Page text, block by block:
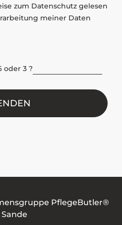
zum Datenschutzgelesen
meiner Daten
oder 3 ?
PflegeButler®